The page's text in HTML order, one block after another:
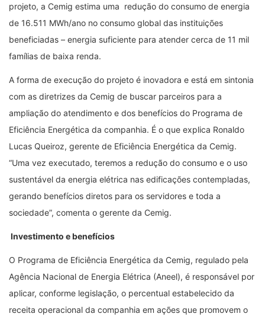
projeto, a Cemig estima uma redução do consumo de energia
de 16.511 MWh/ano no consumo global das instituições
beneficiadas – energia suficiente para atender cerca de 11 mil
famílias de baixa renda.
A forma de execução do projeto é inovadora e está em sintonia
com as diretrizes da Cemig de buscar parceiros para a
ampliação do atendimento e dos benefícios do Programa de
Eficiência Energética da companhia. É o que explica Ronaldo
Lucas Queiroz, gerente de Eficiência Energética da Cemig.
“Uma vez executado, teremos a redução do consumo e o uso
sustentável da energia elétrica nas edificações contempladas,
gerando benefícios diretos para os servidores e toda a
sociedade”, comenta o gerente da Cemig.
Investimento e benefícios
O Programa de Eficiência Energética da Cemig, regulado pela
Agência Nacional de Energia Elétrica (Aneel), é responsável por
aplicar, conforme legislação, o percentual estabelecido da
receita operacional da companhia em ações que promovem o